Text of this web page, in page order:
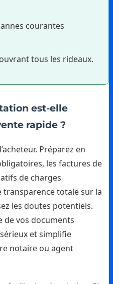
courantes
tous les rideaux.
est-elle
rapide ?
Préparez en
les factures de
de charges
totale sur la
les doutes potentiels.
de vos documents
et simplifie
notaire ou agent